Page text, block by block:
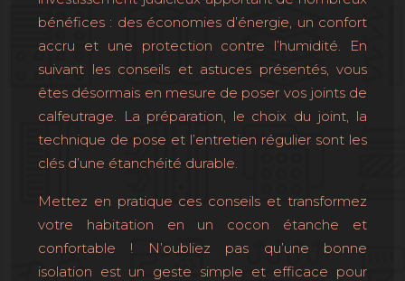
bénéfices : des économies d’énergie, un confort
accru et une protection contre l’humidité. En
suivant les conseils et astuces présentés, vous
êtes désormais en mesure de poser vos joints de
calfeutrage. La préparation, le choix du joint, la
technique de pose et l’entretien régulier sont les
clés d’une étanchéité durable.
Mettez en pratique ces conseils et transformez
votre habitation en un cocon étanche et
confortable ! N’oubliez pas qu’une bonne
isolation est un geste simple et efficace pour